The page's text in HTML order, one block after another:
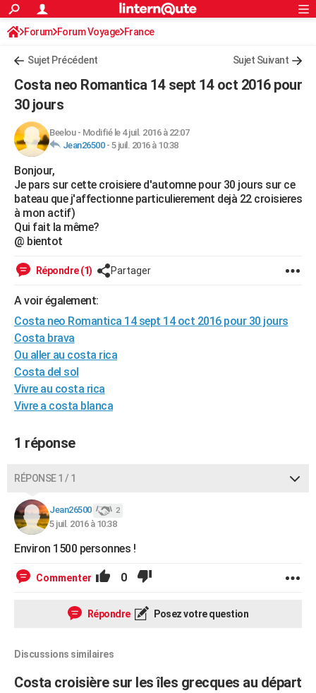
ACTUALITÉS
Politique
Société
Faits Divers
Education
Monde
Villes
+
Programme TV
TNTStreaming
Cinéma
Sorties cinéma
Musique
+FINANCE
Retraite
Impôts
Epargne
Immobilier
Risques naturels par ville
Banque
Assurance
Crédit
AUTO
Essais
Réserver un essai
Citadines
Berlines
SUV
Forum auto
HIGH-TECH
Mobiles
Meilleur smartphone
Internet
Ordinateurs
Jeux vidéo
Guide high-tech
+BRICOLAGE
Forum
Aménagement intérieur
Extérieur
Cuisine
Salle de bains
Jardinage
Rangement
WEEK-END
Guides de France
Escapades
Patrimoine
Expositions
Musées
Week-end nature
+LIFESTYLE
Art de vivre
Bien-être
Loisirs
Mode
Modes de vie
SANTE
Alimentation
Guide de la santé
Maladies
Médicaments
Sommeil
VOYAGE
PHOTO
GUIDES D'ACHAT
BONS PLANS
Carte de Noël
Carte Bonne année
Carte Saint-Valentin
Carte Pâques
Carte d'anniversaire
DICTIONNAIRE
Dictionnaire
Biographies
Citations
Expressions
Proverbes
PROGRAMME TV
COPAINS D'AVANT
S'inscrire
Se connecter
Lycées
Collèges
Primaires
Universités
Entreprises
Service militaire
Avis de recherche
AVIS DE DÉCÈS
S'inscrire
Connexion
Forum Forum Voyage France
Sujet Précédent Sujet Suivant
Costa neo Romantica 14 sept 14 oct 2016 pour
30 jours
Beelou- Modifié le 4 juil. 2016 à 22:07
Jean26500- 5 juil. 2016 à 10:38
Bonjour,
Je pars sur cette croisiere d'automne pour 30 jours sur ce
bateau que j'affectionne particulierement dejà 22 croisieres
à mon actif)
Qui fait la même?
@ bientot
Répondre (1) Partager
A voir également:
Costa neo Romantica 14 sept 14 oct 2016 pour 30 jours
Costa brava
Ou aller au costa rica
Costa del sol
Vivre au costa rica
Vivre a costa blanca
1 réponse
RÉPONSE 1 / 1
Jean26500 2
5 juil. 2016 à 10:38
Environ 1500 personnes !
Commenter 0
Répondre Posez votre question
Discussions similaires
Costa croisière sur les îles grecques au départ